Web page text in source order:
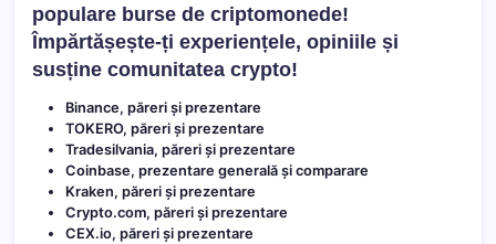
populare burse de criptomonede!
Împărtășește-ți experiențele, opiniile și
susține comunitatea crypto!
Binance, păreri și prezentare
TOKERO, păreri și prezentare
Tradesilvania, păreri și prezentare
Coinbase, prezentare generală și comparare
Kraken, păreri și prezentare
Crypto.com, păreri și prezentare
CEX.io, păreri și prezentare